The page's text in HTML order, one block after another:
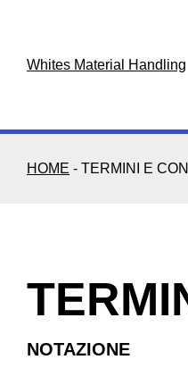
Whites Material Handling
HOME - TERMINI E
NOTAZIONE